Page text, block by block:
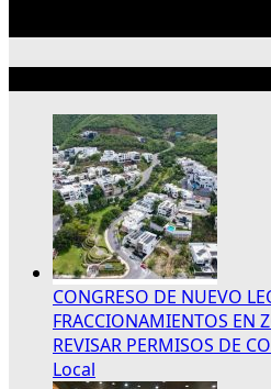
CONGRESO DE NUEVO
FRACCIONAMIENTOS EN
REVISAR PERMISOS DE
Local